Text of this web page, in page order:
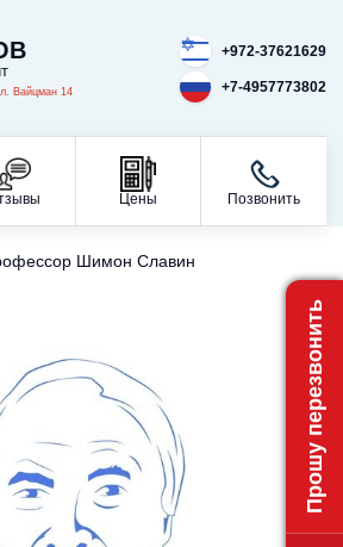
Вайцман 14
+972-37621629
+7-4957773802
Цены Позвонить
Шимон Славин
Прошу перезвонить